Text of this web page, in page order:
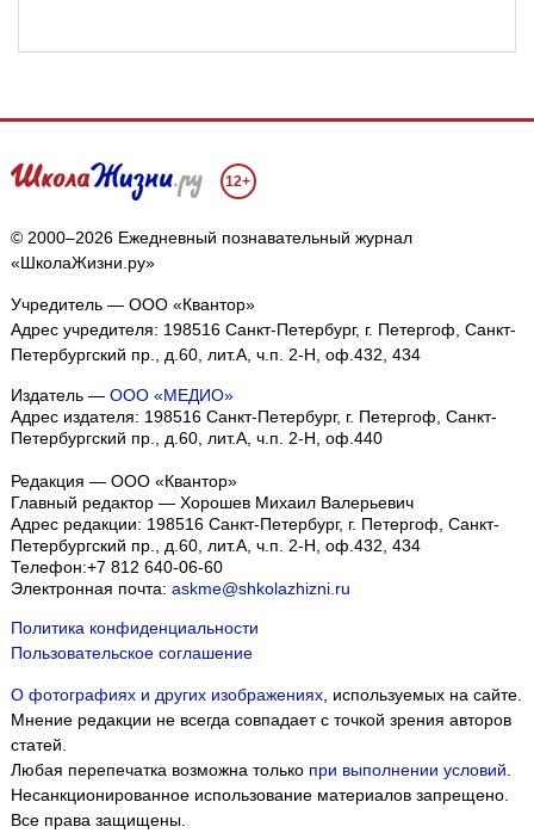
12+
© 2000–2026 Ежедневный познавательный журнал
«ШколаЖизни.ру»
Учредитель — ООО «Квантор»
Адрес учредителя: 198516 Санкт-Петербург, г. Петергоф, Санкт-
Петербургский пр., д.60, лит.А, ч.п. 2-Н, оф.432, 434
Издатель — ООО «МЕДИО»
Адрес издателя: 198516 Санкт-Петербург, г. Петергоф, Санкт-
Петербургский пр., д.60, лит.А, ч.п. 2-Н, оф.440
Редакция — ООО «Квантор»
Главный редактор — Хорошев Михаил Валерьевич
Адрес редакции: 198516 Санкт-Петербург, г. Петергоф Санкт-
Петербургский пр., д.60, лит.А, ч.п. 2-Н, оф.432, 434
Телефон:+7 812 640-06-60
Электронная почта: askme@shkolazhizni.ru
Политика конфиденциальности
Пользовательское соглашение
О фотографиях и других изображениях, используемых на сайте.
Мнение редакции не всегда совпадает с точкой зрения авторов
статей.
Любая перепечатка возможна только при выполнении условий
Несанкционированное использование материалов запрещено.
Все права защищены.
Мы собираем файлы cookie и применяемЯндекс.Метрику.